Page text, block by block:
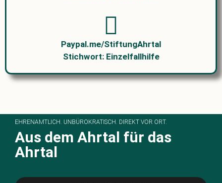
Paypal.me/StiftungAhrtal
Stichwort: Einzelfallhilfe
EHRENAMTLICH. UNBÜROKRATISCH. DIREKT VOR ORT.
Aus dem Ahrtal für das
Ahrtal